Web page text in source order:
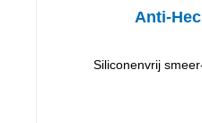
Anti-
Siliconenvrij